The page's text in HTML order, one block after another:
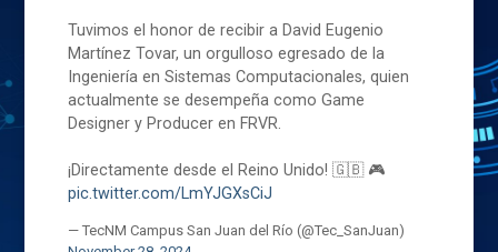
Tuvimos el honor de recibir a David Eugenio
Martínez Tovar, un orgulloso egresado de la
Ingeniería en Sistemas Computacionales, quien
actualmente se desempeña como Game
Designer y Producer en FRVR.
¡Directamente desde el Reino Unido! 🇬🇧 🎮
pic.twitter.com/LmYJGXsCiJ
— TecNM Campus San Juan del Río (@Tec_SanJuan)